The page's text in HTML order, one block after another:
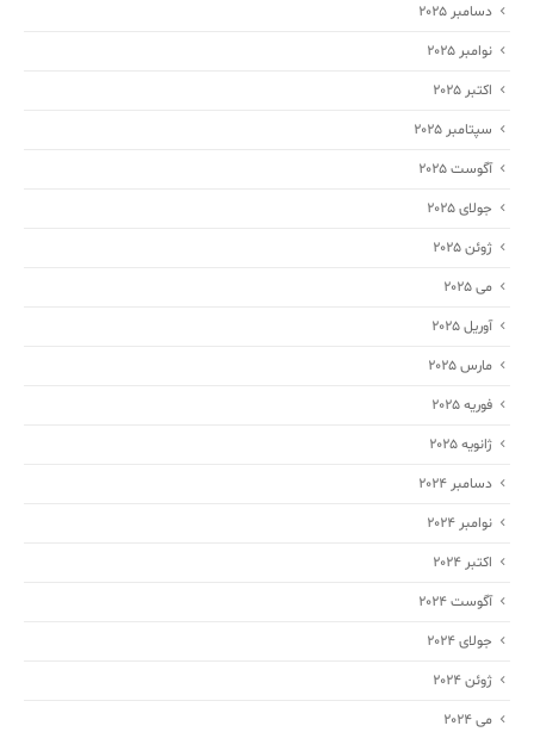
دسامبر 2025
نوامبر 2025
اکتبر 2025
سپتامبر 2025
آگوست 2025
جولای 2025
ژوئن 2025
می 2025
آوریل 2025
مارس 2025
فوریه 2025
ژانویه 2025
دسامبر 2024
نوامبر 2024
اکتبر 2024
آگوست 2024
جولای 2024
ژوئن 2024
می 2024